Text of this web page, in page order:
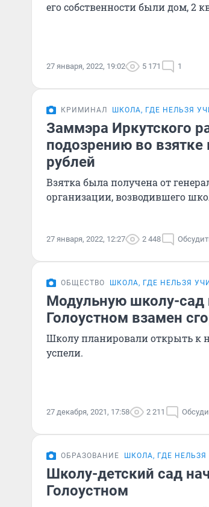
его собственности были дом, 2
27 января, 2022, 19:02 5 171 1
КРИМИНАЛ ШКОЛА, ГДЕ НЕЛЬЗЯ
Заммэра Иркутского
подозрению во
рублей
Взятка была получена от
организации, возводившего
27 января, 2022, 12:27 2 448
ОБЩЕСТВО ШКОЛА, ГДЕ НЕЛЬЗЯ
Модульную школу-
Голоустном взамен
Школу планировали открыть к
успели.
27 декабря, 2021, 17:58 2 211
ОБРАЗОВАНИЕ ШКОЛА, ГДЕ НЕЛЬЗЯ
Школу-детский сад
Голоустном